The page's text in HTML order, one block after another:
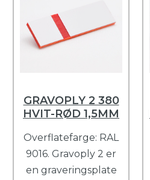
GRAVOPLY 2 380
HVIT-RØD 1,5MM
Overflatefarge: RAL
9016. Gravoply 2 er
en graveringsplate